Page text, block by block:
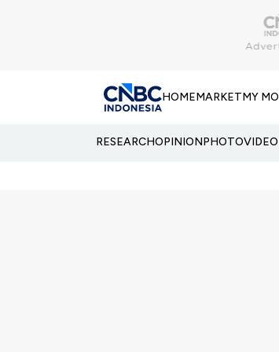
HOMEMARKETMY
RESEARCHOPINIONPHOTOVIDEO